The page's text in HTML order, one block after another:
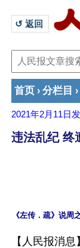
↺ 返回
首页 › 分栏目 ›
2021年2月11日
违法乱纪 终
【人民报消